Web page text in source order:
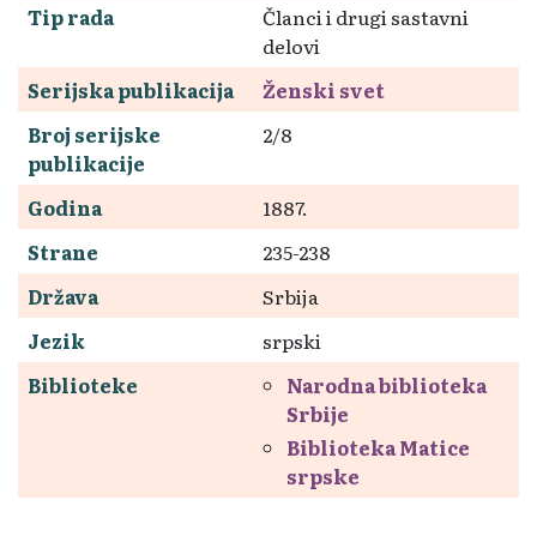
Tip rada
Članci i drugi sastavni
delovi
Serijska publikacija
Ženski svet
Broj serijske
publikacije
2/8
Godina
1887.
Strane
235-238
Država
Srbija
Jezik
srpski
Biblioteke
Narodna biblioteka
Srbije
Biblioteka Matice
srpske